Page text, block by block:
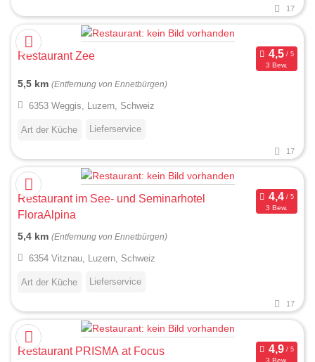
17
Restaurant Zee
3 Bew.
5,5 km (Entfernung von Ennetbürgen)
6353 Weggis, Luzern, Schweiz
Art der Küche Lieferservice
17
Restaurant im See- und Seminarhotel
FloraAlpina
3 Bew.
5,4 km (Entfernung von Ennetbürgen)
6354 Vitznau, Luzern, Schweiz
Art der Küche Lieferservice
17
Restaurant PRISMA at Focus
3 Bew.